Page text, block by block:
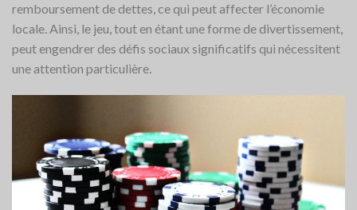
remboursement de dettes, ce qui peut affecter l’économie
locale. Ainsi, le jeu, tout en étant une forme de divertissement,
peut engendrer des défis sociaux significatifs qui nécessitent
une attention particulière.